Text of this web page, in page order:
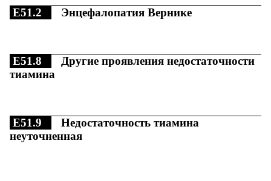
E51.2 Энцефалопатия Вернике
E51.8
Другие проявления недостаточности
тиамина
E51.9
Недостаточность тиамина
неуточненная